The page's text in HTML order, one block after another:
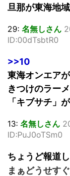
旦那が東海地
29: 名無しさん
ID:00dTsbtR0
>>10
東海オンエア
きつけのラー
「キブサチ」
13: 名無しさん
ID:PuJ0oTSm0
ちょうど報道
まぁどうせす